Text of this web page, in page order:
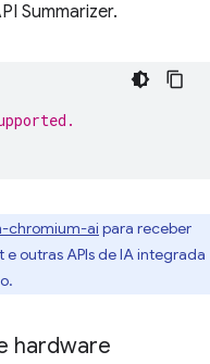
Summarizer.
chromium-ai para receber
e outras APIs de IA integrada
hardware